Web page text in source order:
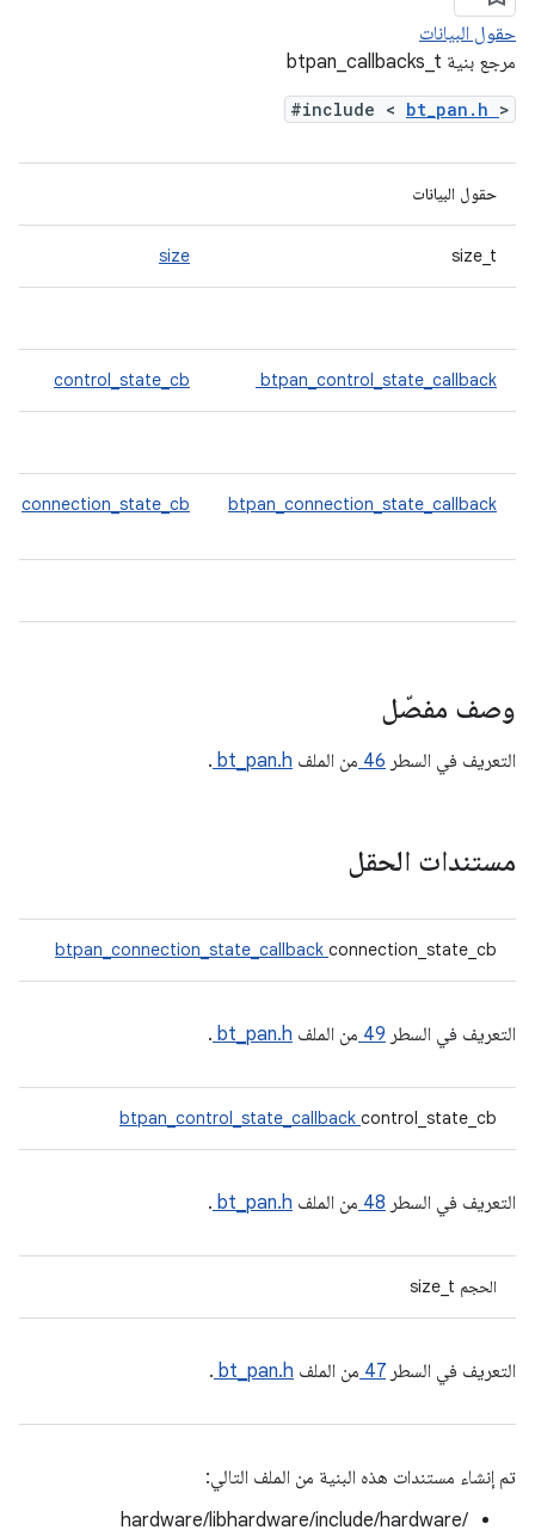
حقول البيانات
مرجع بنية btpan_callbacks_t
#include < bt_pan.h >
حقول البيانات
size_t
size
btpan_control_state_callback
control_state_cb
btpan_connection_state_callback
connection_state_cb
وصف مفصّل
التعريف في السطر 46 من الملف bt_pan.h
.
مستندات الحقل
btpan_connection_state_callback connection_state_cb
التعريف في السطر 49 من الملف bt_pan.h
.
btpan_control_state_callback control_state_cb
التعريف في السطر 48 من الملف bt_pan.h
.
الحجم size_t
التعريف في السطر 47 من الملف bt_pan.h
.
تم إنشاء مستندات هذه البنية من الملف التالي:
hardware/libhardware/include/hardware/